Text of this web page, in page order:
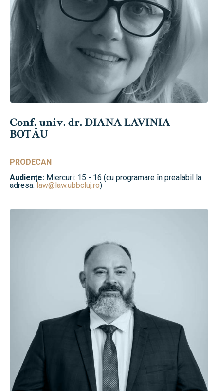
Conf. univ. dr. DIANA LAVINIA
BOTĂU
PRODECAN
Audienţe: Miercuri: 15 - 16 (cu programare în prealabil la
adresa: law@law.ubbcluj.ro)